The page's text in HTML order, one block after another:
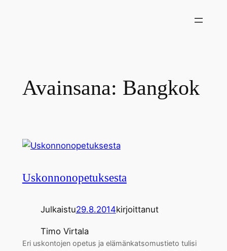
Avainsana: Bangkok
Uskonnonopetuksesta
Julkaistu29.8.2014kirjoittanut
Timo Virtala
Eri uskontojen opetus ja elämänkatsomustieto tulisi